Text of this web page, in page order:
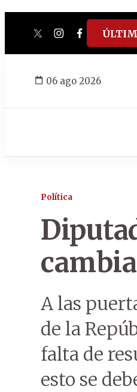
twitterinstagram
facebook
tiktok
06 ago 2026
Política
A las
de la
falta de
esto se